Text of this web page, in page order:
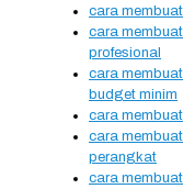
cara
cara
profesional
cara
budget minim
cara
cara
perangkat
cara